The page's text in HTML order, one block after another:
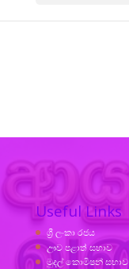
Useful Links
ශ්‍රී ලංකා රජය
ඌව පළාත් සභාව
මුදල් කොමිෂන් සභාව